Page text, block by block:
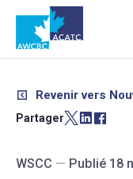
Revenir vers
Partager
WSCC — Publié 18